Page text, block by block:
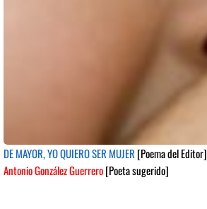
DE MAYOR, YO QUIERO SER MUJER [Poema del Editor]
Antonio González Guerrero[Poeta sugerido]